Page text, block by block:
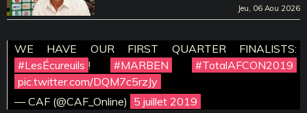
Jeu, 06 Aou 2026
WE HAVE OUR FIRST QUARTER FINALISTS:
#LesÉcureuils ! #MARBEN
#TotalAFCON2019
pic.twitter.com/DQM7c5rzJy
— CAF (@CAF_Online) 5 juillet 2019